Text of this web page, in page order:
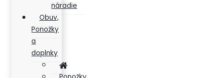
náradie
Obuv,
Ponožky
a
doplnky